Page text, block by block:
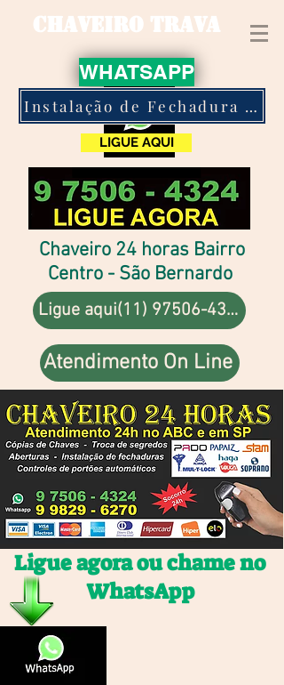
CHAVEIRO TRAVA
WHATSAPP
Instalação de Fechadura Eletronica
LIGUE AQUI
Chaveiro 24 horas Bairro
Centro - São Bernardo
Ligue aqui(11) 97506-4324
Atendimento On Line
Ligue agora ou chame no
WhatsApp